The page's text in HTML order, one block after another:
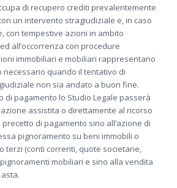
di recupero crediti prevalentemente
un intervento stragiudiziale e, in caso
con tempestive azioni in ambito
all’occorrenza con procedure
immobiliari e mobiliari rappresentano
quando il tentativo di
non sia andato a buon fine.
di pagamento lo Studio Legale passerà
assistita o direttamente al ricorso
di pagamento sino all’azione di
pignoramento su beni immobili o
terzi (conti correnti, quote societarie,
mobiliari e sino alla vendita